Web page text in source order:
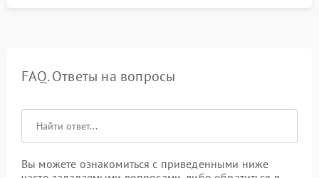
FAQ. Ответы на вопросы
Вы можете ознакомиться с приведенными ниже